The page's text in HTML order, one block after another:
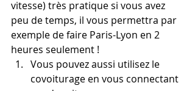
vitesse) très pratique si vous avez
peu de temps, il vous permettra par
exemple de faire Paris-Lyon en 2
heures seulement !
Vous pouvez aussi utilisez le
covoiturage en vous connectant